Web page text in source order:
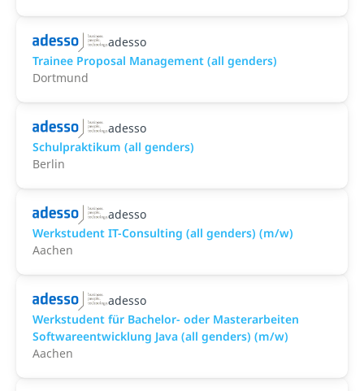
adesso
Trainee Proposal Management (all genders)
Dortmund
adesso
Schulpraktikum (all genders)
Berlin
adesso
Werkstudent IT-Consulting (all genders) (m/w)
Aachen
adesso
Werkstudent für Bachelor- oder Masterarbeiten
Softwareentwicklung Java (all genders) (m/w)
Aachen